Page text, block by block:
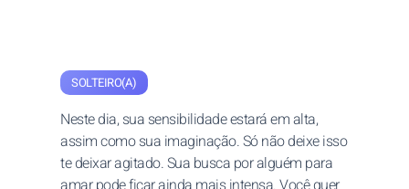
SOLTEIRO(A)
Neste dia, sua sensibilidade estará em alta,
assim como sua imaginação. Só não deixe isso
te deixar agitado. Sua busca por alguém para